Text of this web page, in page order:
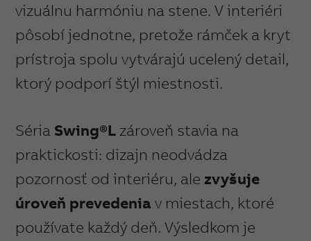
vizuálnu harmóniu na stene. V interiéri
pôsobí jednotne, pretože rámček a kryt
prístroja spolu vytvárajú ucelený detail,
ktorý podporí štýl miestnosti.
Séria Swing®L zároveň stavia na
praktickosti: dizajn neodvádza
pozornosť od interiéru, ale zvyšuje
úroveň prevedenia v miestach, ktoré
používate každý deň. Výsledkom je